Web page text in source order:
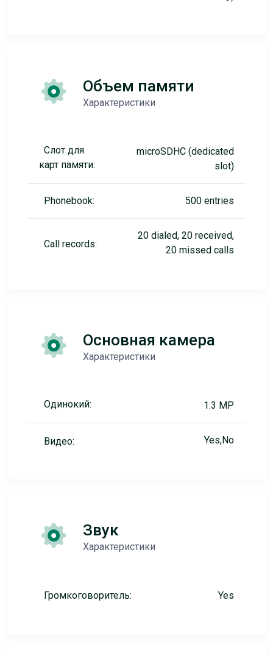
Объем памяти
Характеристики
Слот для
карт памяти:
microSDHC (dedicated
slot)
Phonebook: 500 entries
Call records:
20 dialed, 20 received,
20 missed calls
Основная камера
Характеристики
Одинокий: 1.3 MP
Видео: Yes,No
Звук
Характеристики
Громкоговоритель: Yes